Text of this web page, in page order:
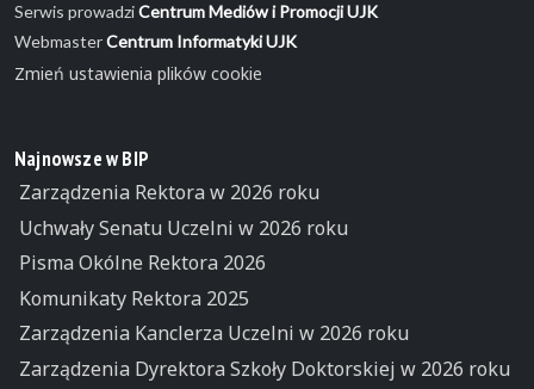
Serwis prowadziCentrum Mediów i Promocji UJK
WebmasterCentrum Informatyki UJK
Zmień ustawienia plików cookie
Najnowsze w BIP
Zarządzenia Rektora w 2026 roku
Uchwały Senatu Uczelni w 2026 roku
Pisma Okólne Rektora 2026
Komunikaty Rektora 2025
Zarządzenia Kanclerza Uczelni w 2026 roku
Zarządzenia Dyrektora Szkoły Doktorskiej w 2026 roku